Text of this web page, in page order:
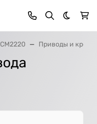
Темная
Приводы и